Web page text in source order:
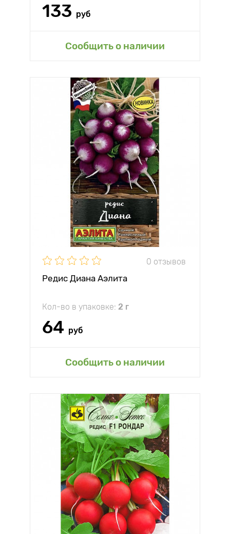
133 руб
Сообщить о наличии
0 отзывов
Редис Диана Аэлита
Кол-во в упаковке: 2 г
64 руб
Сообщить о наличии